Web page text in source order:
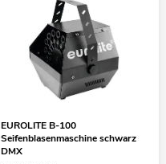
EUROLITE B-100
Seifenblasenmaschine schwarz
DMX